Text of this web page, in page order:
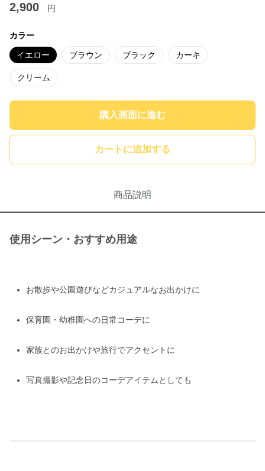
2,900 円
カラー
イエロー ブラウン ブラック カーキ
クリーム
購入画面に進む
カートに追加する
商品説明
使用シーン・おすすめ用途
お散歩や公園遊びなどカジュアルなお出かけに
保育園・幼稚園への日常コーデに
家族とのお出かけや旅行でアクセントに
写真撮影や記念日のコーデアイテムとしても